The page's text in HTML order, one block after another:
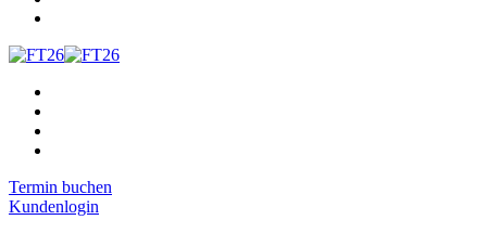
Termin buchen
Kundenlogin